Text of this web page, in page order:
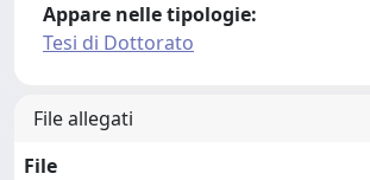
Appare nelle tipologie:
Tesi di Dottorato
File allegati
File